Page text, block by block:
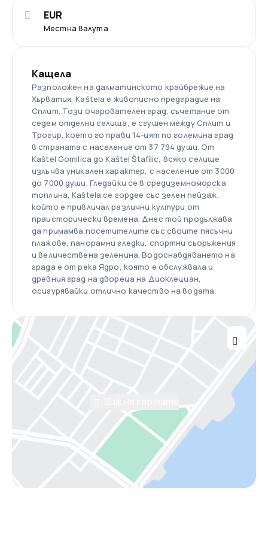
Местна валута
EUR
Кащела
Разположен на далматинското крайбрежие на
Хърватия, Kaštela е живописно предградие на
Сплит. Този очарователен град, съчетание от
седем отделни селища, е сгушен между Сплит и
Трогир, което го прави 14-ият по големина град
в страната с население от 37 794 души. От
Kaštel Gomilica до Kaštel Štafilic, всяко селище
излъчва уникален характер, с население от 3000
до 7000 души. Гледайки се в средиземноморска
топлина, Kaštela се гордее със зелен пейзаж,
който е привличал различни култури от
праисторически времена. Днес той продължава
да примамва посетителите със своите пясъчни
плажове, панорамни гледки, спортни съоръжения
и величествена зеленина. Водоснабдяването на
града е от река Ядро, която е обслужвала и
древния град на двореца на Диоклециан,
осигурявайки отлично качество на водата.